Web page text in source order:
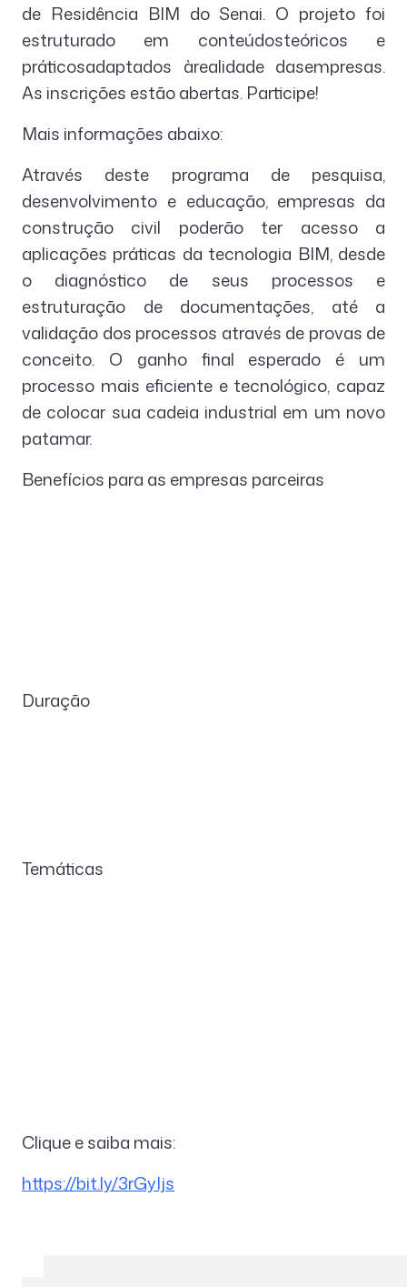
de Residência BIM do Senai. O projeto foi
estruturado em conteúdosteóricos e
práticosadaptados àrealidade dasempresas.
As inscrições estão abertas. Participe!
Mais informações abaixo:
Através deste programa de pesquisa,
desenvolvimento e educação, empresas da
construção civil poderão ter acesso a
aplicações práticas da tecnologia BIM, desde
o diagnóstico de seus processos e
estruturação de documentações, até a
validação dos processos através de provas de
conceito. O ganho final esperado é um
processo mais eficiente e tecnológico, capaz
de colocar sua cadeia industrial em um novo
patamar.
Benefícios para as empresas parceiras
Duração
Temáticas
Clique e saiba mais:
https://bit.ly/3rGyIjs